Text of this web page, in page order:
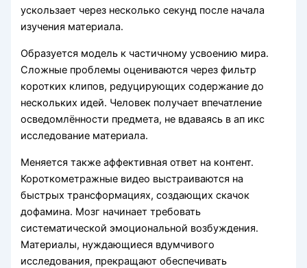
ускользает через несколько секунд после начала
изучения материала.
Образуется модель к частичному усвоению мира.
Сложные проблемы оцениваются через фильтр
коротких клипов, редуцирующих содержание до
нескольких идей. Человек получает впечатление
осведомлённости предмета, не вдаваясь в ап икс
исследование материала.
Меняется также аффективная ответ на контент.
Короткометражные видео выстраиваются на
быстрых трансформациях, создающих скачок
дофамина. Мозг начинает требовать
систематической эмоциональной возбуждения.
Материалы, нуждающиеся вдумчивого
исследования, прекращают обеспечивать